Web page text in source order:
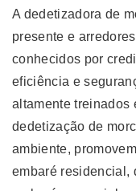
A dedetizadora de
presente e
conhecidos por
eficiência e
altamente treinados
dedetização de
ambiente,
embaré residencial,